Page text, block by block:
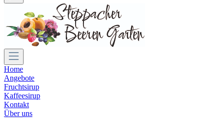
Home
Angebote
Fruchtsirup
Kaffeesirup
Kontakt
Über uns